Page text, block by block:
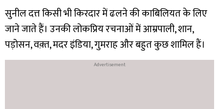
सुनील दत्त किसी भी किरदार में ढलने की काबिलियत के लिए
जाने जाते हैं। उनकी लोकप्रिय रचनाओं में आम्रपाली, शान,
पड़ोसन, वक़्त, मदर इंडिया, गुमराह और बहुत कुछ शामिल हैं।